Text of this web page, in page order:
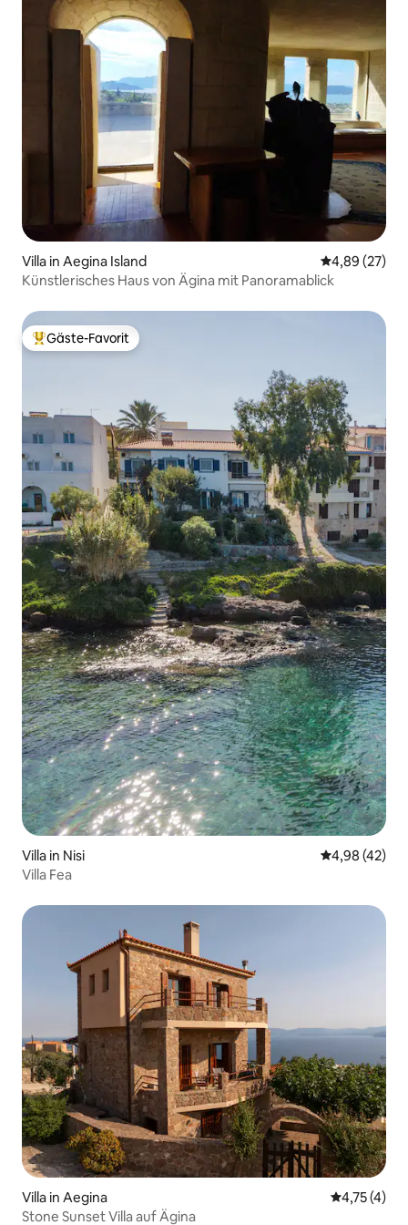
Villa in Aegina Island
4,89 (27)
Künstlerisches Haus von Ägina mit Panoramablick
Beliebter Gäste-Favorit.
Gäste-Favorit
Villa in Nisi
4,98 (42)
Villa Fea
Villa in Aegina
4,75 (4)
Stone Sunset Villa auf Ägina